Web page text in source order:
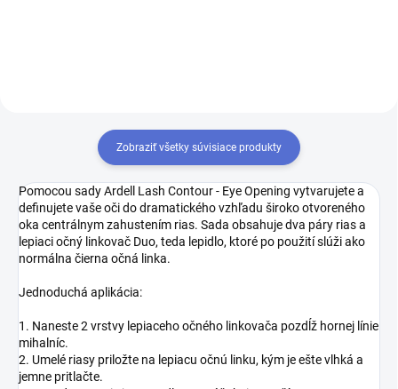
Zobraziť všetky súvisiace produkty
Pomocou sady Ardell Lash Contour - Eye Opening vytvarujete a
definujete vaše oči do dramatického vzhľadu široko otvoreného
oka centrálnym zahustením rias. Sada obsahuje dva páry rias a
lepiaci očný linkovač Duo, teda lepidlo, ktoré po použití slúži ako
normálna čierna očná linka.
Jednoduchá aplikácia:
1. Naneste 2 vrstvy lepiaceho očného linkovača pozdĺž hornej línie
mihalníc.
2. Umelé riasy priložte na lepiacu očnú linku, kým je ešte vlhká a
jemne pritlačte.